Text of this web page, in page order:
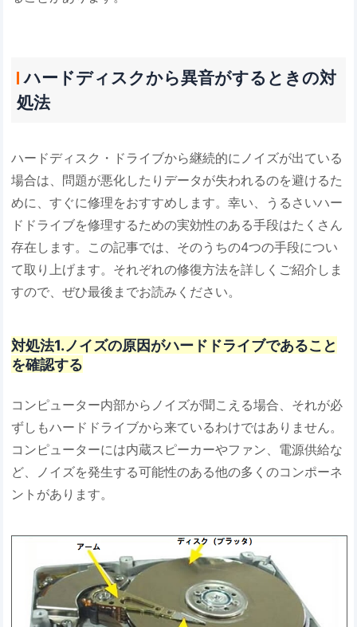
ハードディスクから異音がするときの対
処法
ハードディスク・ドライブから継続的にノイズが出ている
場合は、問題が悪化したりデータが失われるのを避けるた
めに、すぐに修理をおすすめします。幸い、うるさいハー
ドドライブを修理するための実効性のある手段はたくさん
存在します。この記事では、そのうちの4つの手段につい
て取り上げます。それぞれの修復方法を詳しくご紹介しま
すので、ぜひ最後までお読みください。
対処法1.ノイズの原因がハードドライブであること
を確認する
コンピューター内部からノイズが聞こえる場合、それが必
ずしもハードドライブから来ているわけではありません。
コンピューターには内蔵スピーカーやファン、電源供給な
ど、ノイズを発生する可能性のある他の多くのコンポーネ
ントがあります。